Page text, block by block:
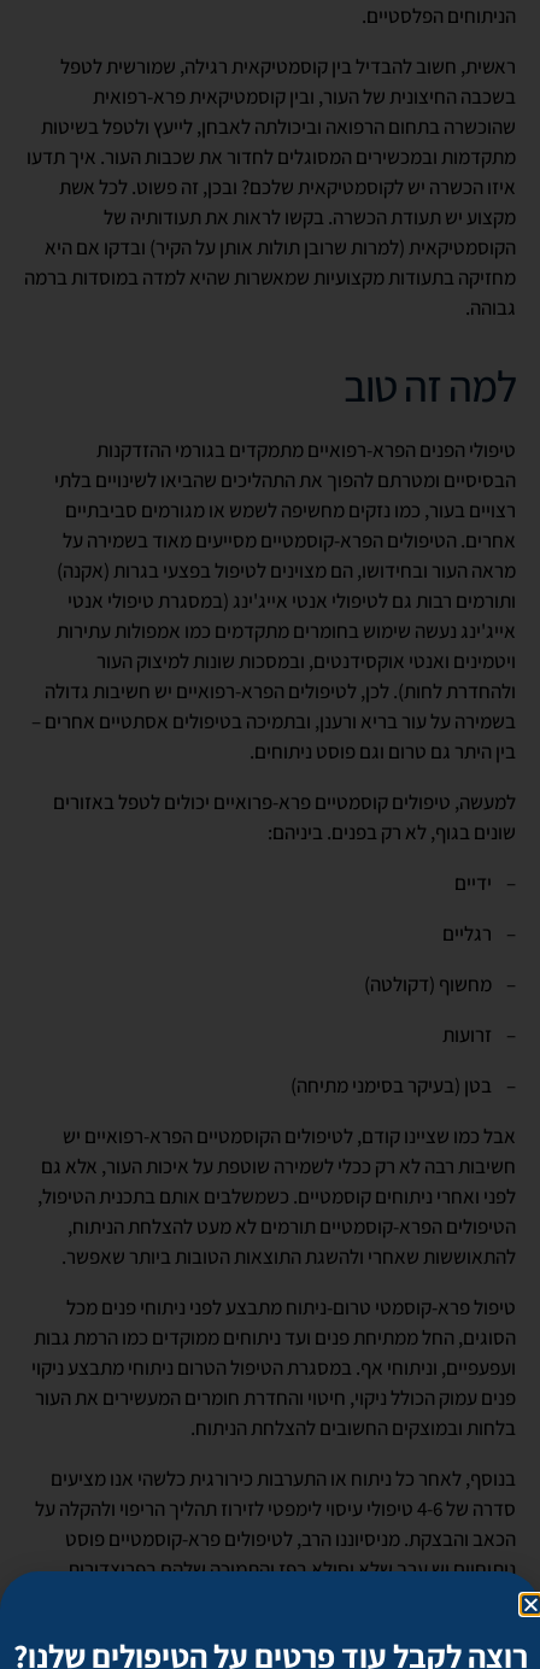
הניתוחים הפלסטיים.
ראשית, חשוב להבדיל בין קוסמטיקאית רגילה, שמורשית לטפל
בשכבה החיצונית של העור, ובין קוסמטיקאית פרא-רפואית
שהוכשרה בתחום הרפואה וביכולתה לאבחן, לייעץ ולטפל בשיטות
מתקדמות ובמכשירים המסוגלים לחדור את שכבות העור. איך תדעו
איזו הכשרה יש לקוסמטיקאית שלכם? ובכן, זה פשוט. לכל אשת
מקצוע יש תעודת הכשרה. בקשו לראות את תעודותיה של
הקוסמטיקאית (למרות שרובן תולות אותן על הקיר) ובדקו אם היא
מחזיקה בתעודות מקצועיות שמאשרות שהיא למדה במוסדות ברמה
גבוהה.
למה זה טוב
טיפולי הפנים הפרא-רפואיים מתמקדים בגורמי ההזדקנות
הבסיסיים ומטרתם להפוך את התהליכים שהביאו לשינויים בלתי
רצויים בעור, כמו נזקים מחשיפה לשמש או מגורמים סביבתיים
אחרים. הטיפולים הפרא-קוסמטיים מסייעים מאוד בשמירה על
מראה העור ובחידושו, הם מצוינים לטיפול בפצעי בגרות (אקנה)
ותורמים רבות גם לטיפולי אנטי אייג'ינג (במסגרת טיפולי אנטי
אייג'ינג נעשה שימוש בחומרים מתקדמים כמו אמפולות עתירות
ויטמינים ואנטי אוקסידנטים, ובמסכות שונות למיצוק העור
ולהחדרת לחות). לכן, לטיפולים הפרא-רפואיים יש חשיבות גדולה
בשמירה על עור בריא ורענן, ובתמיכה בטיפולים אסתטיים אחרים –
בין היתר גם טרום וגם פוסט ניתוחים.
למעשה, טיפולים קוסמטיים פרא-פרואיים יכולים לטפל באזורים
שונים בגוף, לא רק בפנים. ביניהם:
– ידיים
– רגליים
– מחשוף (דקולטה)
– זרועות
– בטן (בעיקר בסימני מתיחה)
אבל כמו שציינו קודם, לטיפולים הקוסמטיים הפרא-רפואיים יש
חשיבות רבה לא רק ככלי לשמירה שוטפת על איכות העור, אלא גם
לפני ואחרי ניתוחים קוסמטיים. כשמשלבים אותם בתכנית הטיפול,
הטיפולים הפרא-קוסמטיים תורמים לא מעט להצלחת הניתוח,
להתאוששות שאחרי ולהשגת התוצאות הטובות ביותר שאפשר.
טיפול פרא-קוסמטי טרום-ניתוח מתבצע לפני ניתוחי פנים מכל
הסוגים, החל ממתיחת פנים ועד ניתוחים ממוקדים כמו הרמת גבות
ועפעפיים, וניתוחי אף. במסגרת הטיפול הטרום ניתוחי מתבצע ניקוי
פנים עמוק הכולל ניקוי, חיטוי והחדרת חומרים המעשירים את העור
בלחות ובמוצקים החשובים להצלחת הניתוח.
בנוסף, לאחר כל ניתוח או התערבות כירורגית כלשהי אנו מציעים
סדרה של 4-6 טיפולי עיסוי לימפטי לזירוז תהליך הריפוי ולהקלה על
הכאב והבצקת. מניסיוננו הרב, לטיפולים פרא-קוסמטיים פוסט
ניתוחיים יש ערך שלא יסולא בפז והתמיכה שלהם בפרוצדורות
רוצה לקבל עוד פרטים על הטיפולים שלנו?